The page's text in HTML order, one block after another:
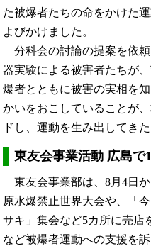
た被爆者たちの命をかけた
よびかけました。
分科会の討論の提案を依
器実験による被害者たちが
爆者とともに被害の実相を
かいをおこしていることが
ドし、運動を生み出してき
東友会事業活動 広島で
東友会事業部は、8月4日
原水爆禁止世界大会や、「
サキ」集会など5カ所に売店
など被爆者運動への支援を